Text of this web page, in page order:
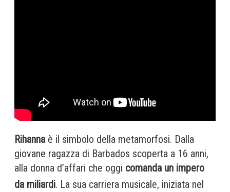
Rihanna è il simbolo della metamorfosi. Dalla
giovane ragazza di Barbados scoperta a 16 anni,
alla donna d’affari che oggi comanda un impero
da miliardi. La sua carriera musicale, iniziata nel